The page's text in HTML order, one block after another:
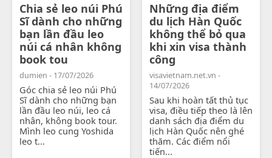
Chia sẻ leo núi Phú
Sĩ dành cho những
bạn lần đầu leo
núi cá nhân không
book tou
dumien - 17/07/2026
Góc chia sẻ leo núi Phú
Sĩ dành cho những bạn
lần đầu leo núi, leo cá
nhân, không book tour.
Mình leo cung Yoshida
leo t...
Những địa điểm
du lịch Hàn Quốc
không thể bỏ qua
khi xin visa thành
công
visavietnam.net.vn -
14/07/2026
Sau khi hoàn tất thủ tục
visa, điều tiếp theo là lên
danh sách địa điểm du
lịch Hàn Quốc nên ghé
thăm. Các điểm nổi
tiến...